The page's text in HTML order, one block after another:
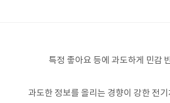
특정 좋아요 등에 과도하게 민감
과도한 정보를 올리는 경향이 강한 전